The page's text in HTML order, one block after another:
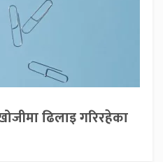
ढिलाइ गरिरहेका